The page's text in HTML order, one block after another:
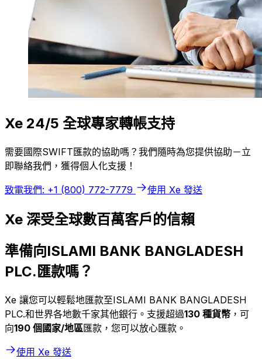
Xe 24/5 全球專家轉帳支持
需要國際SWIFT匯款的協助嗎？我們隨時為您提供協助－立
即聯絡我們，獲得個人化支援！
致電我們: +1 (800) 772-7779 使用 Xe 發送
Xe 深受全球數百萬客戶的信賴
準備向ISLAMI BANK BANGLADESH
PLC.匯款嗎？
Xe 讓您可以輕鬆地匯款至ISLAMI BANK BANGLADESH
PLC.和世界各地數千家其他銀行。支援超過130 種貨幣 ，可
向190 個國家/地區匯款，您可以放心匯款。
使用 Xe 發送